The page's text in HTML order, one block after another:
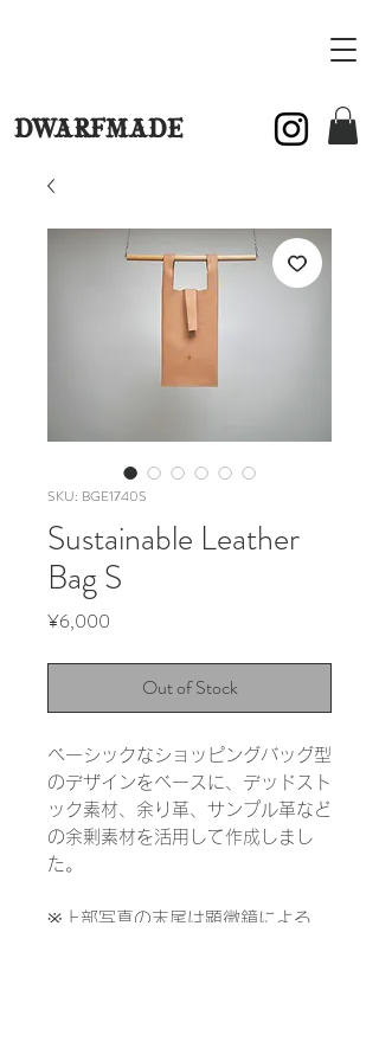
DWARFMADE
SKU: BGE1740S
Sustainable Leather
Bag S
¥6,000
Out of Stock
ベーシックなショッピングバッグ型
のデザインをベースに、デッドスト
ック素材、余り革、サンプル革など
の余剰素材を活用して作成しまし
た。
※上部写真の末尾は顕微鏡による